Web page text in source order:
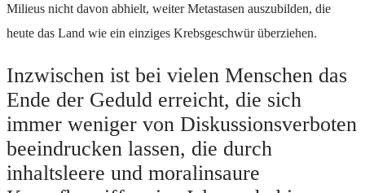
Milieus nicht davon abhielt, weiter Metastasen auszubilden, die
heute das Land wie ein einziges Krebsgeschwür überziehen.
Inzwischen ist bei vielen Menschen das
Ende der Geduld erreicht, die sich
immer weniger von Diskussionsverboten
beeindrucken lassen, die durch
inhaltsleere und moralinsaure